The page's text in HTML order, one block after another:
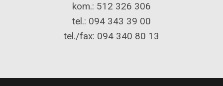
kom.: 512 326 306
tel.: 094 343 39 00
tel./fax: 094 340 80 13